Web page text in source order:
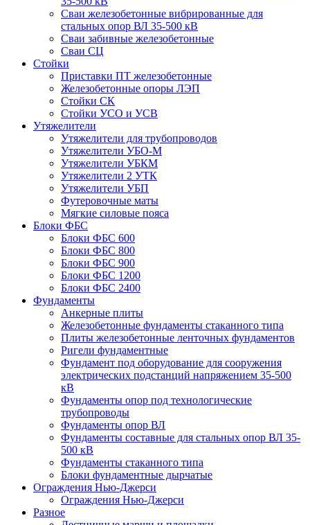
Сваи железобетонные вибрированные для
стальных опор ВЛ 35-500 кВ
Сваи забивные железобетонные
Сваи СЦ
Стойки
Приставки ПТ железобетонные
Железобетонные опоры ЛЭП
Стойки СК
Стойки УСО и УСВ
Утяжелители
Утяжелители для трубопроводов
Утяжелители УБО-М
Утяжелители УБКМ
Утяжелители 2 УТК
Утяжелители УБП
Футеровочные маты
Мягкие силовые пояса
Блоки ФБС
Блоки ФБС 600
Блоки ФБС 800
Блоки ФБС 900
Блоки ФБС 1200
Блоки ФБС 2400
Фундаменты
Анкерные плиты
Железобетонные фундаменты стаканного типа
Плиты железобетонные ленточных фундаментов
Ригели фундаментные
Фундамент под оборудование для сооружения
электрических подстанций напряжением 35-500
кВ
Фундаменты опор под технологические
трубопроводы
Фундаменты опор ВЛ
Фундаменты составные для стальных опор ВЛ 35-
500 кВ
Фундаменты стаканного типа
Блоки фундаментные дырчатые
Ограждения Нью-Джерси
Ограждения Нью-Джерси
Разное